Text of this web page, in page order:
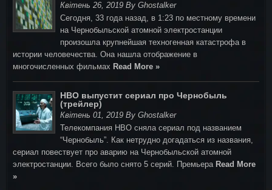
Квітень 26, 2019 By Ghostalker
Сегодня, 33 года назад, в 1:23 по местному времени
на Чернобыльской атомной электростанции
произошла крупнейшая техногенная катастрофа в
истории человечества. Она нашла отображение в
многочисленных фильмах Read More »
HBO выпустит сериал про Чернобыль
(трейлер)
Квітень 01, 2019 By Ghostalker
Телекомпания HBO сняла сериал под названием
“Чернобыль”. Как нетрудно догадаться из названия,
сериал повествует про аварию на Чернобыльской атомной
электростанции. Всего было снято 5 серий. Премьера Read More
»